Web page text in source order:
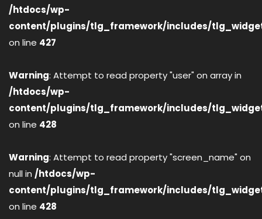
/htdocs/wp-
content/plugins/tlg_framework/includes/
on line 427
Warning: Attempt to read property "user" on array in
/htdocs/wp-
content/plugins/tlg_framework/includes/
on line 428
Warning: Attempt to read property "screen_name" on
null in /htdocs/wp-
content/plugins/tlg_framework/includes/
on line 428